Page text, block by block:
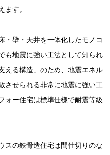
ます。
・壁・天井を一体化したモノコ
も地震に強い工法として知られ
える構造」のため、地震エネル
させられる非常に地震に強い工
ォー住宅は標準仕様で耐震等級
スの鉄骨造住宅は間仕切りのな